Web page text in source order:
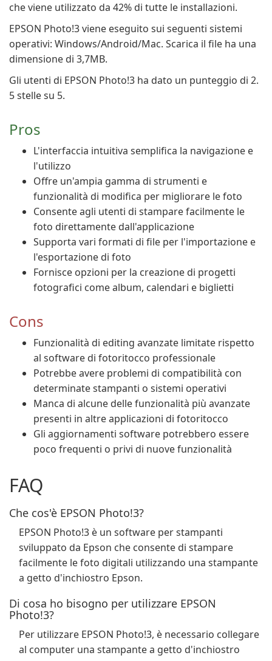
che viene utilizzato da 42% di tutte le installazioni.
EPSON Photo!3 viene eseguito sui seguenti sistemi
operativi: Windows/Android/Mac. Scarica il file ha una
dimensione di 3,7MB.
Gli utenti di EPSON Photo!3 ha dato un punteggio di 2.
5 stelle su 5.
Pros
L'interfaccia intuitiva semplifica la navigazione e
l'utilizzo
Offre un'ampia gamma di strumenti e
funzionalità di modifica per migliorare le foto
Consente agli utenti di stampare facilmente le
foto direttamente dall'applicazione
Supporta vari formati di file per l'importazione e
l'esportazione di foto
Fornisce opzioni per la creazione di progetti
fotografici come album, calendari e biglietti
Cons
Funzionalità di editing avanzate limitate rispetto
al software di fotoritocco professionale
Potrebbe avere problemi di compatibilità con
determinate stampanti o sistemi operativi
Manca di alcune delle funzionalità più avanzate
presenti in altre applicazioni di fotoritocco
Gli aggiornamenti software potrebbero essere
poco frequenti o privi di nuove funzionalità
FAQ
Che cos'è EPSON Photo!3?
EPSON Photo!3 è un software per stampanti
sviluppato da Epson che consente di stampare
facilmente le foto digitali utilizzando una stampante
a getto d'inchiostro Epson.
Di cosa ho bisogno per utilizzare EPSON
Photo!3?
Per utilizzare EPSON Photo!3, è necessario collegare
al computer una stampante a getto d'inchiostro